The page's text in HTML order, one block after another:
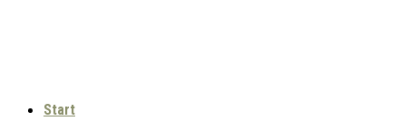
Start